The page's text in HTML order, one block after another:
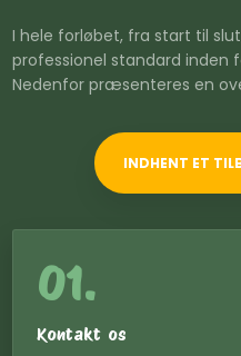
I hele forløbet, fra start til
professionel standard inden
​Nedenfor præsenteres en
INDHENT ET
01.
Kontakt os